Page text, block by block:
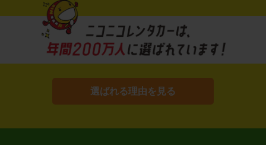
選ばれる理由を見る